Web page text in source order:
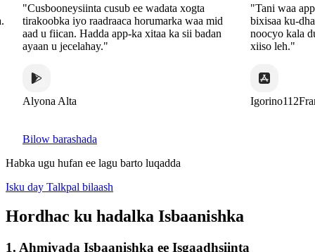
"Cusbooneysiinta cusub ee wadata xogta
tirakoobka iyo raadraaca horumarka waa mid
aad u fiican. Hadda app-ka xitaa ka sii badan
ayaan u jecelahay."
Alyona Alta
"Tani waa app
bixisaa ku-
noocyo kala
xiiso leh."
Igorino112France
Bilow barashada
Habka ugu hufan ee lagu barto luqadda
Isku day Talkpal bilaash
Hordhac ku hadalka Isbaanishka
1. Ahmiyada Isbaanishka ee Isgaadhsiinta